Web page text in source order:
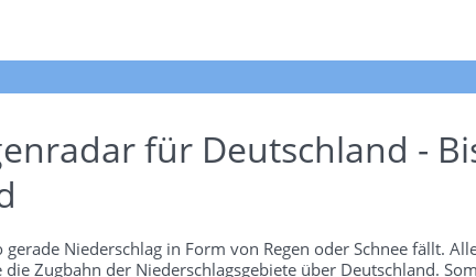
für Deutschland -
Niederschlag in Form von Regen oder Schnee fällt.
Zugbahn der Niederschlagsgebiete über Deutschland.